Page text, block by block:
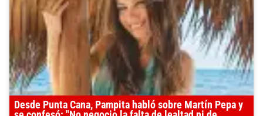
Desde Punta Cana, Pampita habló sobre Martín Pepa y